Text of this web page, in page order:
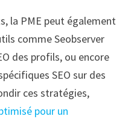
la PME peut également
comme Seobserver
des profils, ou encore
SEO sur des
ces stratégies,
pour un